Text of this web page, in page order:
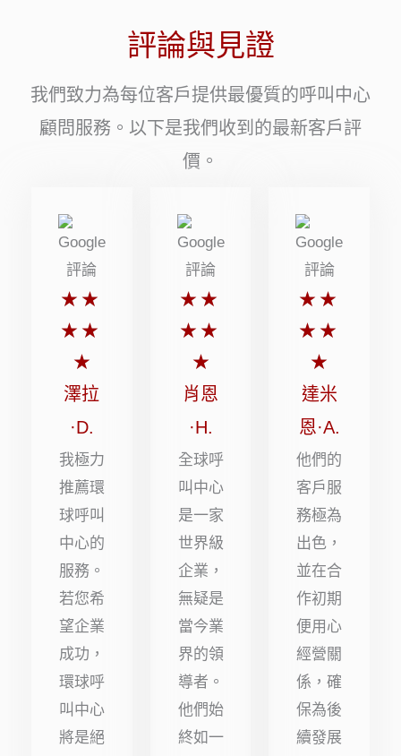
評論與見證
我們致力為每位客戶提供最優質的呼叫中心
顧問服務。以下是我們收到的最新客戶評
價。
★ ★
★ ★
★
評
分
5
顆
（滿
分
5
顆
澤拉
·D.
我極力
推薦環
球呼叫
中心的
服務。
若您希
望企業
成功，
環球呼
叫中心
將是絕
★ ★
★ ★
★
評
分
5
顆
（滿
分
5
顆
肖恩
·H.
全球呼
叫中心
是一家
世界級
企業，
無疑是
當今業
界的領
導者。
他們始
終如一
★ ★
★ ★
★
評
分
顆
星
（滿
分
5
顆
星）
達米
恩·A.
他們的
客戶服
務極為
出色，
並在合
作初期
便用心
經營關
係，確
保為後
續發展